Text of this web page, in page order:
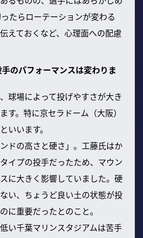
ったらローテーションが変わる
えておくなど、心理面への配慮
のパフォーマンスは変わりま
球場によって投げやすさが大き
す。特に京セラドーム（大阪）
いいます。
ドの高さと硬さ」。工藤氏はか
イプの投手だったため、マウン
に大きく影響していました。硬
い、ちょうど良い土の状態が投
に重要だったとのこと。
い千葉マリンスタジアムは苦手